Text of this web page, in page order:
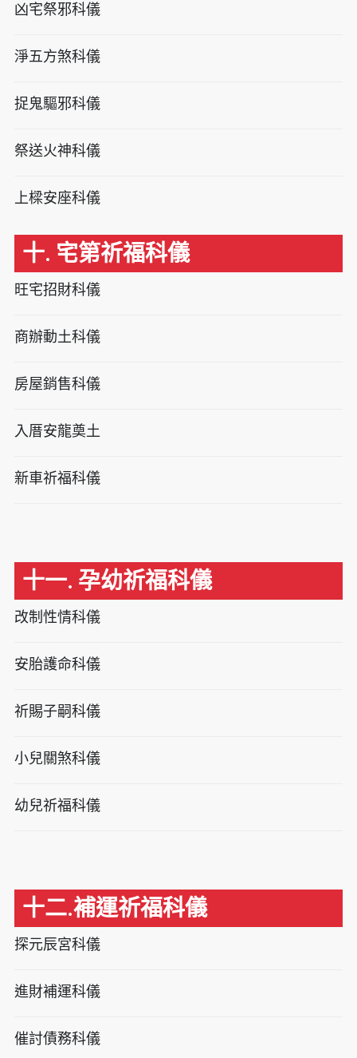
凶宅祭邪科儀
淨五方煞科儀
捉鬼驅邪科儀
祭送火神科儀
上樑安座科儀
十. 宅第祈福科儀
旺宅招財科儀
商辦動土科儀
房屋銷售科儀
入厝安龍奠土
新車祈福科儀
十一. 孕幼祈福科儀
改制性情科儀
安胎護命科儀
祈賜子嗣科儀
小兒關煞科儀
幼兒祈福科儀
十二.補運祈福科儀
探元辰宮科儀
進財補運科儀
催討債務科儀